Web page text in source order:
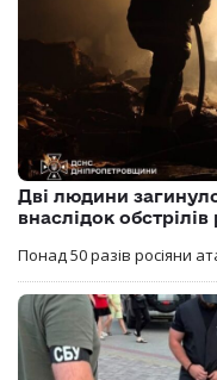
Дві людини
внаслідок
Понад 50 разів росіяни